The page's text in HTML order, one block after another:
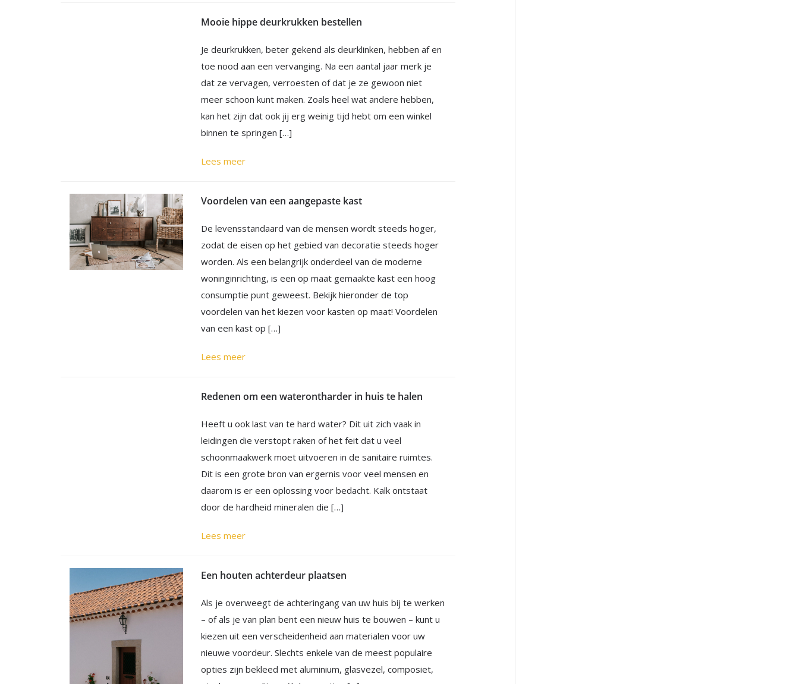
Mooie hippe deurkrukken bestellen
Je deurkrukken, beter gekend als deurklinken, hebben af en
toe nood aan een vervanging. Na een aantal jaar merk je
dat ze vervagen, verroesten of dat je ze gewoon niet
meer schoon kunt maken. Zoals heel wat andere hebben,
kan het zijn dat ook jij erg weinig tijd hebt om een winkel
binnen te springen […]
Lees meer
Voordelen van een aangepaste kast
De levensstandaard van de mensen wordt steeds hoger,
zodat de eisen op het gebied van decoratie steeds hoger
worden. Als een belangrijk onderdeel van de moderne
woninginrichting, is een op maat gemaakte kast een hoog
consumptie punt geweest. Bekijk hieronder de top
voordelen van het kiezen voor kasten op maat! Voordelen
van een kast op […]
Lees meer
Redenen om een waterontharder in huis te halen
Heeft u ook last van te hard water? Dit uit zich vaak in
leidingen die verstopt raken of het feit dat u veel
schoonmaakwerk moet uitvoeren in de sanitaire ruimtes.
Dit is een grote bron van ergernis voor veel mensen en
daarom is er een oplossing voor bedacht. Kalk ontstaat
door de hardheid mineralen die […]
Lees meer
Een houten achterdeur plaatsen
Als je overweegt de achteringang van uw huis bij te werken
– of als je van plan bent een nieuw huis te bouwen – kunt u
kiezen uit een verscheidenheid aan materialen voor uw
nieuwe voordeur. Slechts enkele van de meest populaire
opties zijn bekleed met aluminium, glasvezel, composiet,